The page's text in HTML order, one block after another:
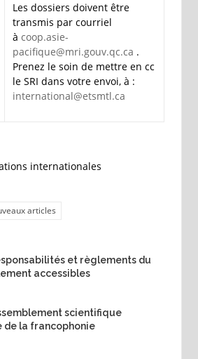
Les dossiers doivent être
transmis par courriel
àcoop.asie-
pacifique@mri.gouv.qc.ca .
Prenez le soin de mettre en cc
le SRI dans votre envoi, à :
international@etsmtl.ca
internationales
articles
et règlements du
accessibles
scientifique
la francophonie